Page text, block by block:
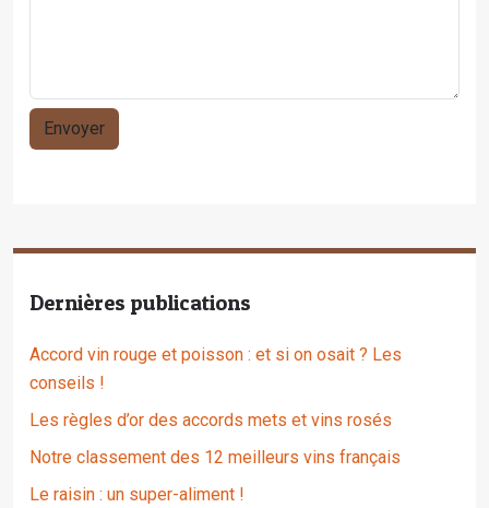
Dernières publications
Accord vin rouge et poisson : et si on osait ? Les
conseils !
Les règles d’or des accords mets et vins rosés
Notre classement des 12 meilleurs vins français
Le raisin : un super-aliment !